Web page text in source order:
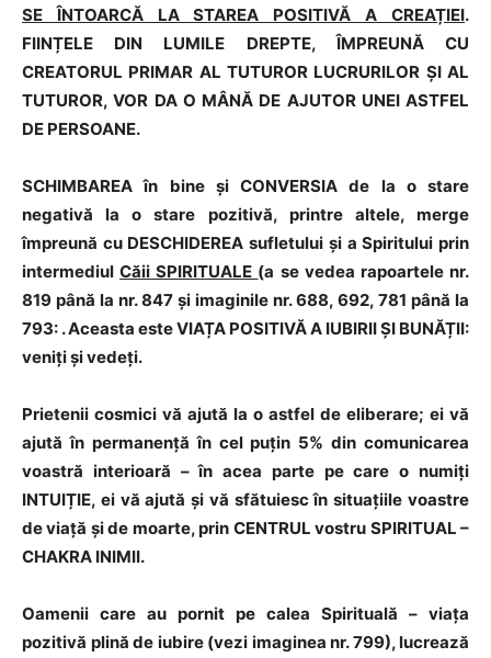
SE ÎNTOARCĂ LA STAREA POSITIVĂ A CREAȚIEI.
FIINȚELE DIN LUMILE DREPTE, ÎMPREUNĂ CU
CREATORUL PRIMAR AL TUTUROR LUCRURILOR ȘI AL
TUTUROR, VOR DA O MÂNĂ DE AJUTOR UNEI ASTFEL
DE PERSOANE.
SCHIMBAREA în bine și CONVERSIA de la o stare
negativă la o stare pozitivă, printre altele, merge
împreună cu DESCHIDEREA sufletului și a Spiritului prin
intermediulCăii SPIRITUALE (a se vedea rapoartele nr.
819 până la nr. 847 și imaginile nr. 688, 692, 781 până la
793: . Aceasta este VIAȚA POSITIVĂ A IUBIRII ȘI BUNĂȚII:
veniți și vedeți.
Prietenii cosmici vă ajută la o astfel de eliberare; ei vă
ajută în permanență în cel puțin 5% din comunicarea
voastră interioară – în acea parte pe care o numiți
INTUIȚIE, ei vă ajută și vă sfătuiesc în situațiile voastre
de viață și de moarte, prin CENTRUL vostru SPIRITUAL –
CHAKRA INIMII.
Oamenii care au pornit pe calea Spirituală – viața
pozitivă plină de iubire (vezi imaginea nr. 799), lucrează